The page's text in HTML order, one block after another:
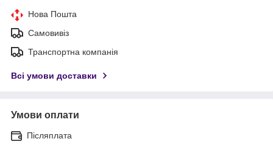
Нова Пошта
Самовивіз
Транспортна компанія
Всі умови доставки
Умови оплати
Післяплата